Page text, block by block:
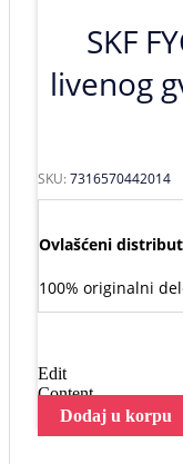
SKF
livenog
SKU:7316570442014
Ovlašćeni
100% originalni
Edit
Content
Dodaj u korpu